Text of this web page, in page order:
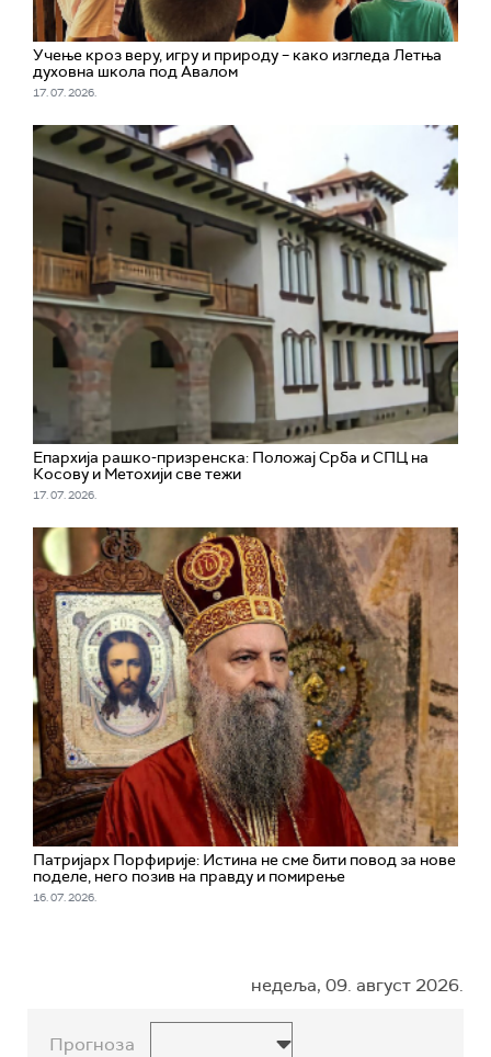
Учење кроз веру, игру и природу – како изгледа Летња
духовна школа под Авалом
17. 07. 2026.
Епархија рашко-призренска: Положај Срба и СПЦ на
Косову и Метохији све тежи
17. 07. 2026.
Патријарх Порфирије: Истина не сме бити повод за нове
поделе, него позив на правду и помирење
16. 07. 2026.
недеља, 09. август 2026.
Прогноза